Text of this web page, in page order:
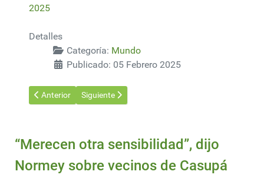
2025
Detalles
Categoría: Mundo
Publicado: 05 Febrero 2025
Artículo anterior: UPM contributed to new houses for 48
Anterior Artículo siguiente: Estados Unidos acuerda con
Siguiente
“Merecen otra sensibilidad”, dijo
Normey sobre vecinos de Casupá